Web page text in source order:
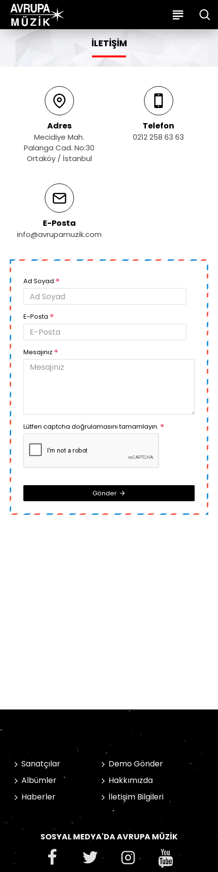
İLETIŞIM
Adres
Mecidiye Mah.
Palanga Cad. No:30
Ortaköy / İstanbul
Telefon
0212 258 63 63
E-Posta
info@avrupamuzik.com
Ad Soyad
E-Posta
Mesajınız
Lütfen captcha doğrulamasını tamamlayın.
Gönder
Sanatçılar
Albümler
Haberler
Demo Gönder
Hakkımızda
İletişim Bilgileri
SOSYAL MEDYA'DA AVRUPA MÜZIK